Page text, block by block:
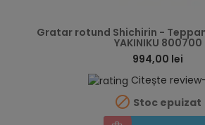
Gratar rotund Shichirin -
YAKINIKU 800700
994,00 lei
Citește
 Stoc epuizat